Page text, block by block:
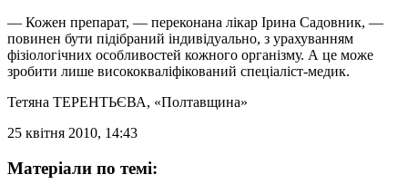
— Кожен препарат, — переконана лікар Ірина Садовник, —
повинен бути підібраний індивідуально, з урахуванням
фізіологічних особливостей кожного організму. А це може
зробити лише висококваліфікований спеціаліст-медик.
Тетяна ТЕРЕНТЬЄВА, «Полтавщина»
25 квітня 2010, 14:43
Матеріали по темі: